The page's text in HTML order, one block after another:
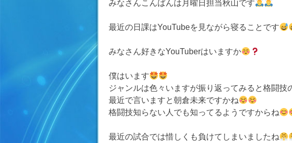
みなさんこんばんは月曜日担当秋山です
最近の日課はYouTubeを見ながら寝ることです
みなさん好きなYouTuberはいますか
僕はいます
ジャンルは色々いますが振り返ってみると格闘技
最近で言いますと朝倉未来ですかね
格闘技知らない人でも知ってるようですからね
最近の試合では惜しくも負けてしまいましたね